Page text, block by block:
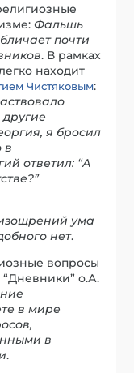
Фальшь
почти
. В рамках
находит
Чистяковым:
я бросил
в
ответил: “А
ума
нет.
вопросы
о.А.
в мире
в
.